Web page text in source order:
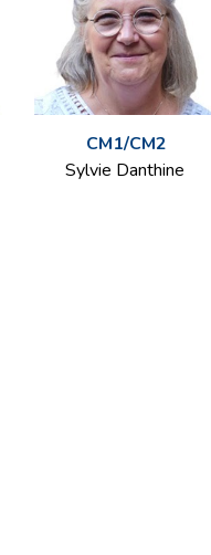
CM1/CM2
Sylvie Danthine